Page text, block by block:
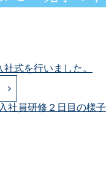
式を行いました。
社員研修２日目の様子